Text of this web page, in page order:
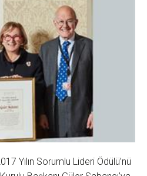
Yılın Sorumlu Lideri Ödülü’nü